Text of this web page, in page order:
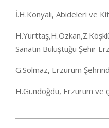
İ.H.Konyalı, Abideleri ve
Sanatın Buluştuğu Şehir
G.Solmaz, Erzurum
H.Gündoğdu, Erzurum ve